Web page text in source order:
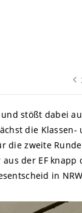
stößt dabei
die Klassen-
die zweite
der EF knapp
in